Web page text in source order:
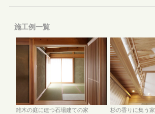
施工例一覧
雑木の庭に建つ石場建ての家 杉の香りに集う家